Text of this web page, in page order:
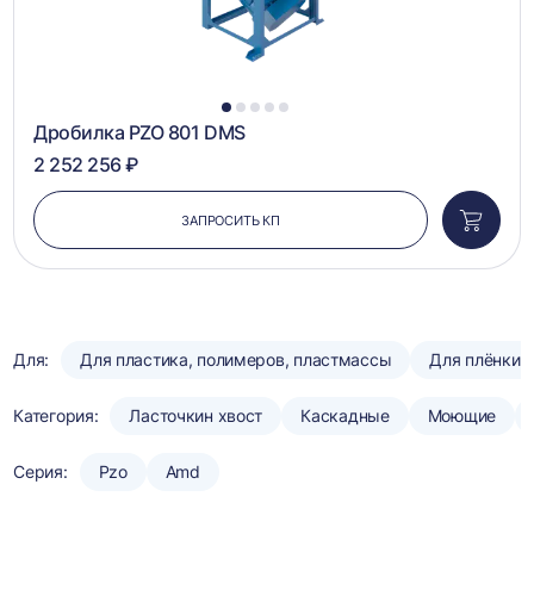
1 2 3 4 5
Дробилка PZO 801 DMS
2 252 256 ₽
ЗАПРОСИТЬ КП
в
Для: Для пластика, полимеров, пластмассы Для плёнки
Категория: Ласточкин хвост Каскадные Моющие
Серия: Pzo Amd